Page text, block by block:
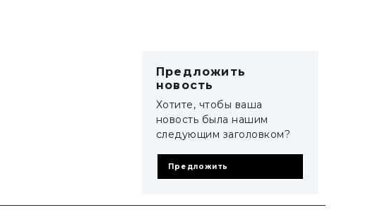
Предложить
новость
Хотите, чтобы ваша
новость была нашим
следующим заголовком?
Предложить